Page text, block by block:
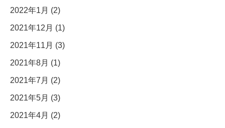
2022年1月 (2)
2021年12月 (1)
2021年11月 (3)
2021年8月 (1)
2021年7月 (2)
2021年5月 (3)
2021年4月 (2)